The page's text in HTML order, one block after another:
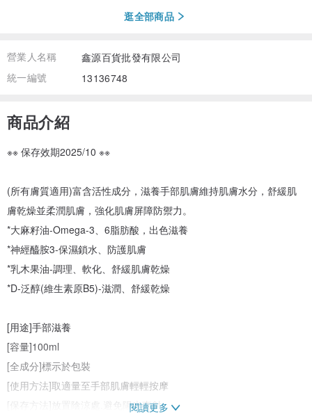
逛全部商品
營業人名稱
鑫源百貨批發有限公司
統一編號
13136748
商品介紹
※※ 保存效期2025/10 ※※
(所有膚質適用)富含活性成分，滋養手部肌膚維持肌膚水分，舒緩肌
膚乾燥並柔潤肌膚，強化肌膚屏障防禦力。
*大麻籽油-Omega-3、6脂肪酸，出色滋養
*神經醯胺3-保濕鎖水、防護肌膚
*乳木果油-調理、軟化、舒緩肌膚乾燥
*D-泛醇(維生素原B5)-滋潤、舒緩乾燥
[用途]手部滋養
[容量]100ml
[全成分]標示於包裝
[使用方法]取適量至手部肌膚輕輕按摩
[保存方法]放置陰涼處.避免陽光直射
閱讀更多